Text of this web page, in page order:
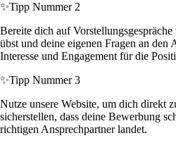
✨Tipp Nummer 2
Bereite dich auf
übst und deine eigenen Fragen an den
Interesse und Engagement für die
✨Tipp Nummer 3
Nutze unsere Website, um dich direkt
sicherstellen, dass deine Bewerbung
richtigen Ansprechpartner landet.